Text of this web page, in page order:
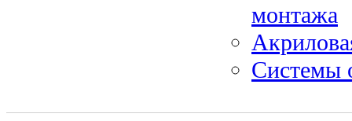
монтажа
Системы